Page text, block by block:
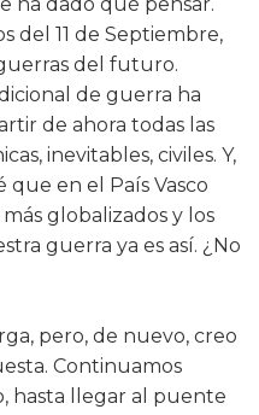
del 11 de Septiembre,
del futuro.
de guerra ha
de ahora todas las
inevitables, civiles. Y,
en el País Vasco
globalizados y los
guerra ya es así. ¿No
pero, de nuevo, creo
Continuamos
hasta llegar al puente